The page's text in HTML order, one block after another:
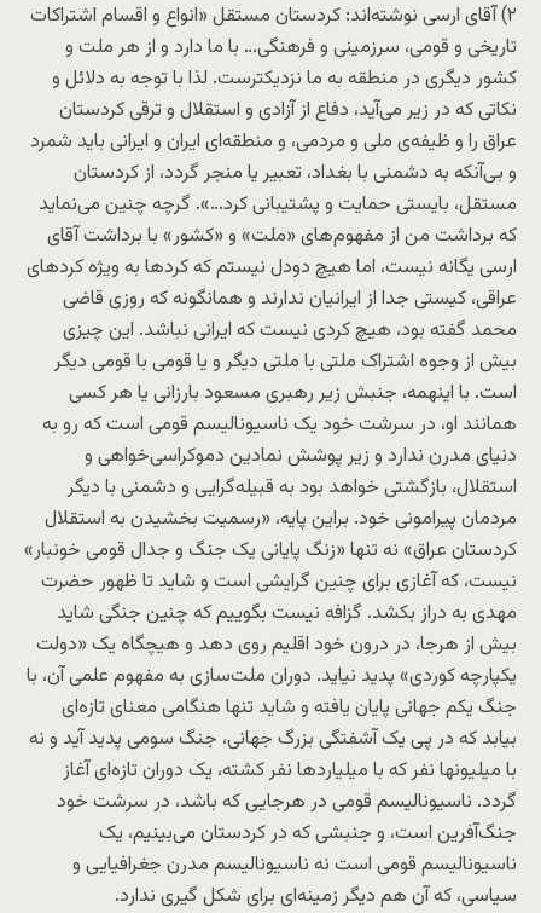
۲) آقای ارسی نوشته‌اند: کردستان مستقل «انواع و اقسام اشتراکات
تاریخی و قومی، سرزمینی و فرهنگی… با ما دارد و از هر ملت و
کشور دیگری در منطقه به ما نزدیکترست. لذا با توجه به دلائل و
نکاتی که در زیر می‌آید، دفاع از آزادی و استقلال و ترقی کردستان
عراق را و ظیفه‌ی ملی و مردمی، و منطقه‌ای ایران و ایرانی باید شمرد
و بی‌آنکه به دشمنی با بغداد، تعبیر یا منجر گردد، از کردستان
مستقل، بایستی حمایت و پشتیبانی کرد…». گرچه چنین می‌نماید
که برداشت من از مفهوم‌های «ملت» و «کشور» با برداشت آقای
ارسی یگانه نیست، اما هیچ دودل نیستم که کردها به ویژه کردهای
عراقی، کیستی جدا از ایرانیان ندارند و همانگونه که روزی قاضی
محمد گفته بود، هیچ کردی نیست که ایرانی نباشد. این چیزی
بیش از وجوه اشتراک ملتی با ملتی دیگر و یا قومی با قومی دیگر
است. با اینهمه، جنبش زیر رهبری مسعود بارزانی یا هر کسی
همانند او، در سرشت خود یک ناسیونالیسم قومی است که رو به
دنیای مدرن ندارد و زیر پوشش نمادین دموکراسی‌خواهی و
استقلال، بازگشتی خواهد بود به قبیله‌گرایی و دشمنی با دیگر
مردمان پیرامونی خود. براین پایه، «رسمیت بخشیدن به استقلال
کردستان عراق» نه تنها «زنگ پایانی یک جنگ و جدال قومی خونبار»
نیست، که آغازی برای چنین گرایشی است و شاید تا ظهور حضرت
مهدی به دراز بکشد. گزافه نیست بگوییم که چنین جنگی شاید
بیش از هرجا، در درون خود اقلیم روی دهد و هیچگاه یک «دولت
یکپارچه کوردی» پدید نیاید. دوران ملت‌سازی به مفهوم علمی آن، با
جنگ یکم جهانی پایان یافته و شاید تنها هنگامی معنای تازه‌ای
بیابد که در پی یک آشفتگی بزرگ جهانی، جنگ سومی پدید آید و نه
با میلیونها نفر که با میلیاردها نفر کشته، یک دوران تازه‌ای آغاز
گردد. ناسیونالیسم قومی در هرجایی که باشد، در سرشت خود
جنگ‌آفرین است، و جنبشی که در کردستان می‌بینیم، یک
ناسیونالیسم قومی است نه ناسیونالیسم مدرن جغرافیایی و
سیاسی، که آن هم دیگر زمینه‌ای برای شکل گیری ندارد.